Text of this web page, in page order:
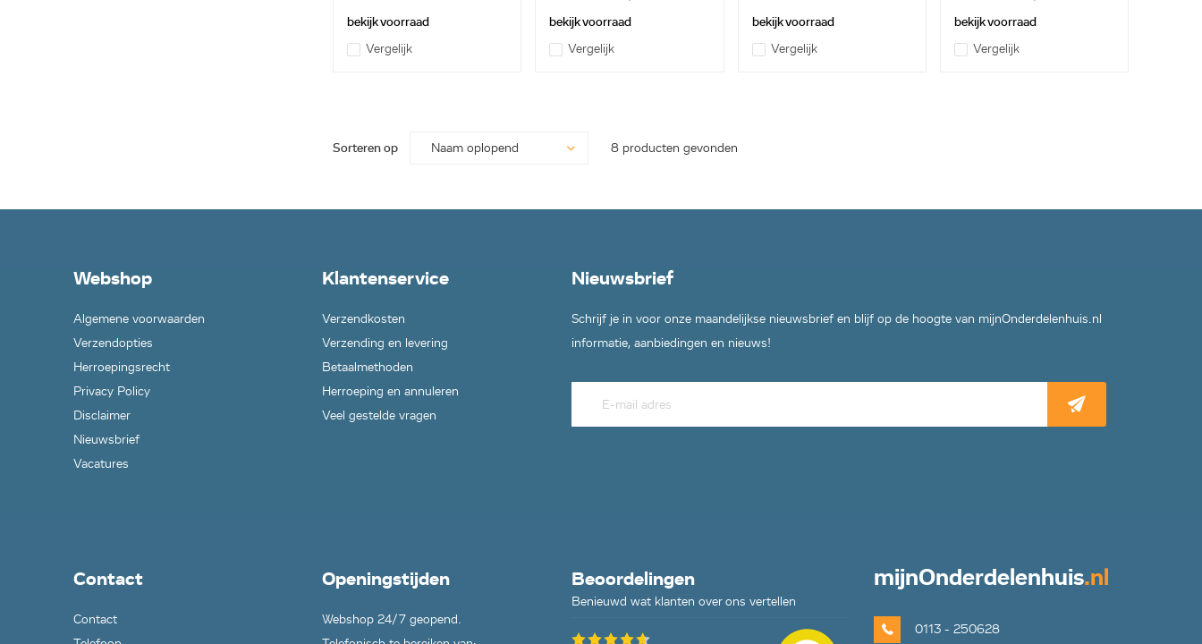
bekijk voorraad
Vergelijk
bekijk voorraad
Vergelijk
L...
bekijk voorraad
Vergelijk
bekijk voorraad
Vergelijk
Sorteren op 8 producten gevonden
Webshop
Algemene voorwaarden
Verzendopties
Herroepingsrecht
Privacy Policy
Disclaimer
Nieuwsbrief
Vacatures
Klantenservice
Verzendkosten
Verzending en levering
Betaalmethoden
Herroeping en annuleren
Veel gestelde vragen
Nieuwsbrief
Schrijf je in voor onze maandelijkse nieuwsbrief en blijf op de hoogte van mijnOnderdelenhuis.nl
informatie, aanbiedingen en nieuws!
Contact
Contact
Openingstijden
Webshop 24/7 geopend.
Beoordelingen
Benieuwd wat klanten over ons vertellen
mijnOnderdelenhuis.nl
0113 - 250628